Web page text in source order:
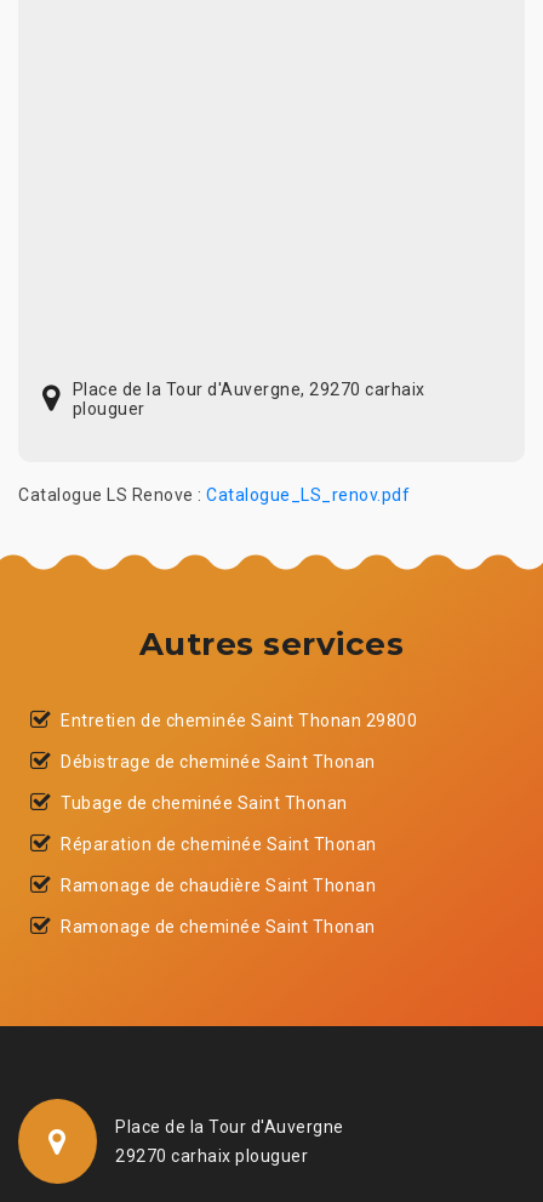
Place de la Tour d'Auvergne, 29270 carhaix
plouguer
Catalogue LS Renove : Catalogue_LS_renov.pdf
Autres services
Entretien de cheminée Saint Thonan 29800
Débistrage de cheminée Saint Thonan
Tubage de cheminée Saint Thonan
Réparation de cheminée Saint Thonan
Ramonage de chaudière Saint Thonan
Ramonage de cheminée Saint Thonan
Place de la Tour d'Auvergne
29270 carhaix plouguer